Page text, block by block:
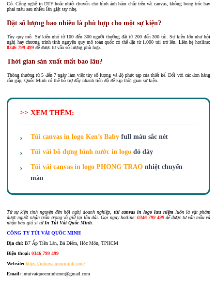
Có. Công nghệ in DTF hoặc nhiệt chuyển cho hình ảnh bám chắc trên vải canvas, không bong tróc hay
phai màu sau nhiều lần giặt tay nhẹ.
Đặt số lượng bao nhiêu là phù hợp cho một sự kiện?
Tùy quy mô. Sự kiện nhỏ từ 100 đến 300 người thường đặt từ 200 đến 300 túi. Sự kiện lớn như hội
nghị hay chương trình tình nguyện quy mô toàn quốc có thể đặt từ 1.000 túi trở lên. Liên hệ hotline:
0346 799 499 để được tư vấn số lượng phù hợp.
Thời gian sản xuất mất bao lâu?
Thông thường từ 5 đến 7 ngày làm việc tùy số lượng và độ phức tạp của thiết kế. Đối với các đơn hàng
cần gấp, Quốc Minh có thể hỗ trợ đẩy nhanh tiến độ để kịp thời gian sự kiện.
>> XEM THÊM:
Túi canvas in logo Ken’s Baby full màu sắc nét
Túi vải bố đựng bình nước in logo đỏ dày
Túi vải canvas in logo PHONG TRAO nhiệt chuyển
màu
Từ sự kiện tình nguyện đến hội nghị doanh nghiệp, túi canvas in logo lưu niệmluôn là vật phẩm
được người nhận trân trọng và giữ lại lâu dài. Gọi ngay hotline: 0346 799 499 để được tư vấn mẫu và
nhận báo giá sỉ từIn Túi Vải Quốc Minh.
CÔNG TY TÚI VẢI QUỐC MINH
Địa chỉ: B7 Ấp Tiền Lân, Bà Điểm, Hóc Môn, TPHCM
Điện thoại: 0346 799 499
Website: https://intuivaiquocminh.com/
Email: intuivaiquocminhcom@gmail.com